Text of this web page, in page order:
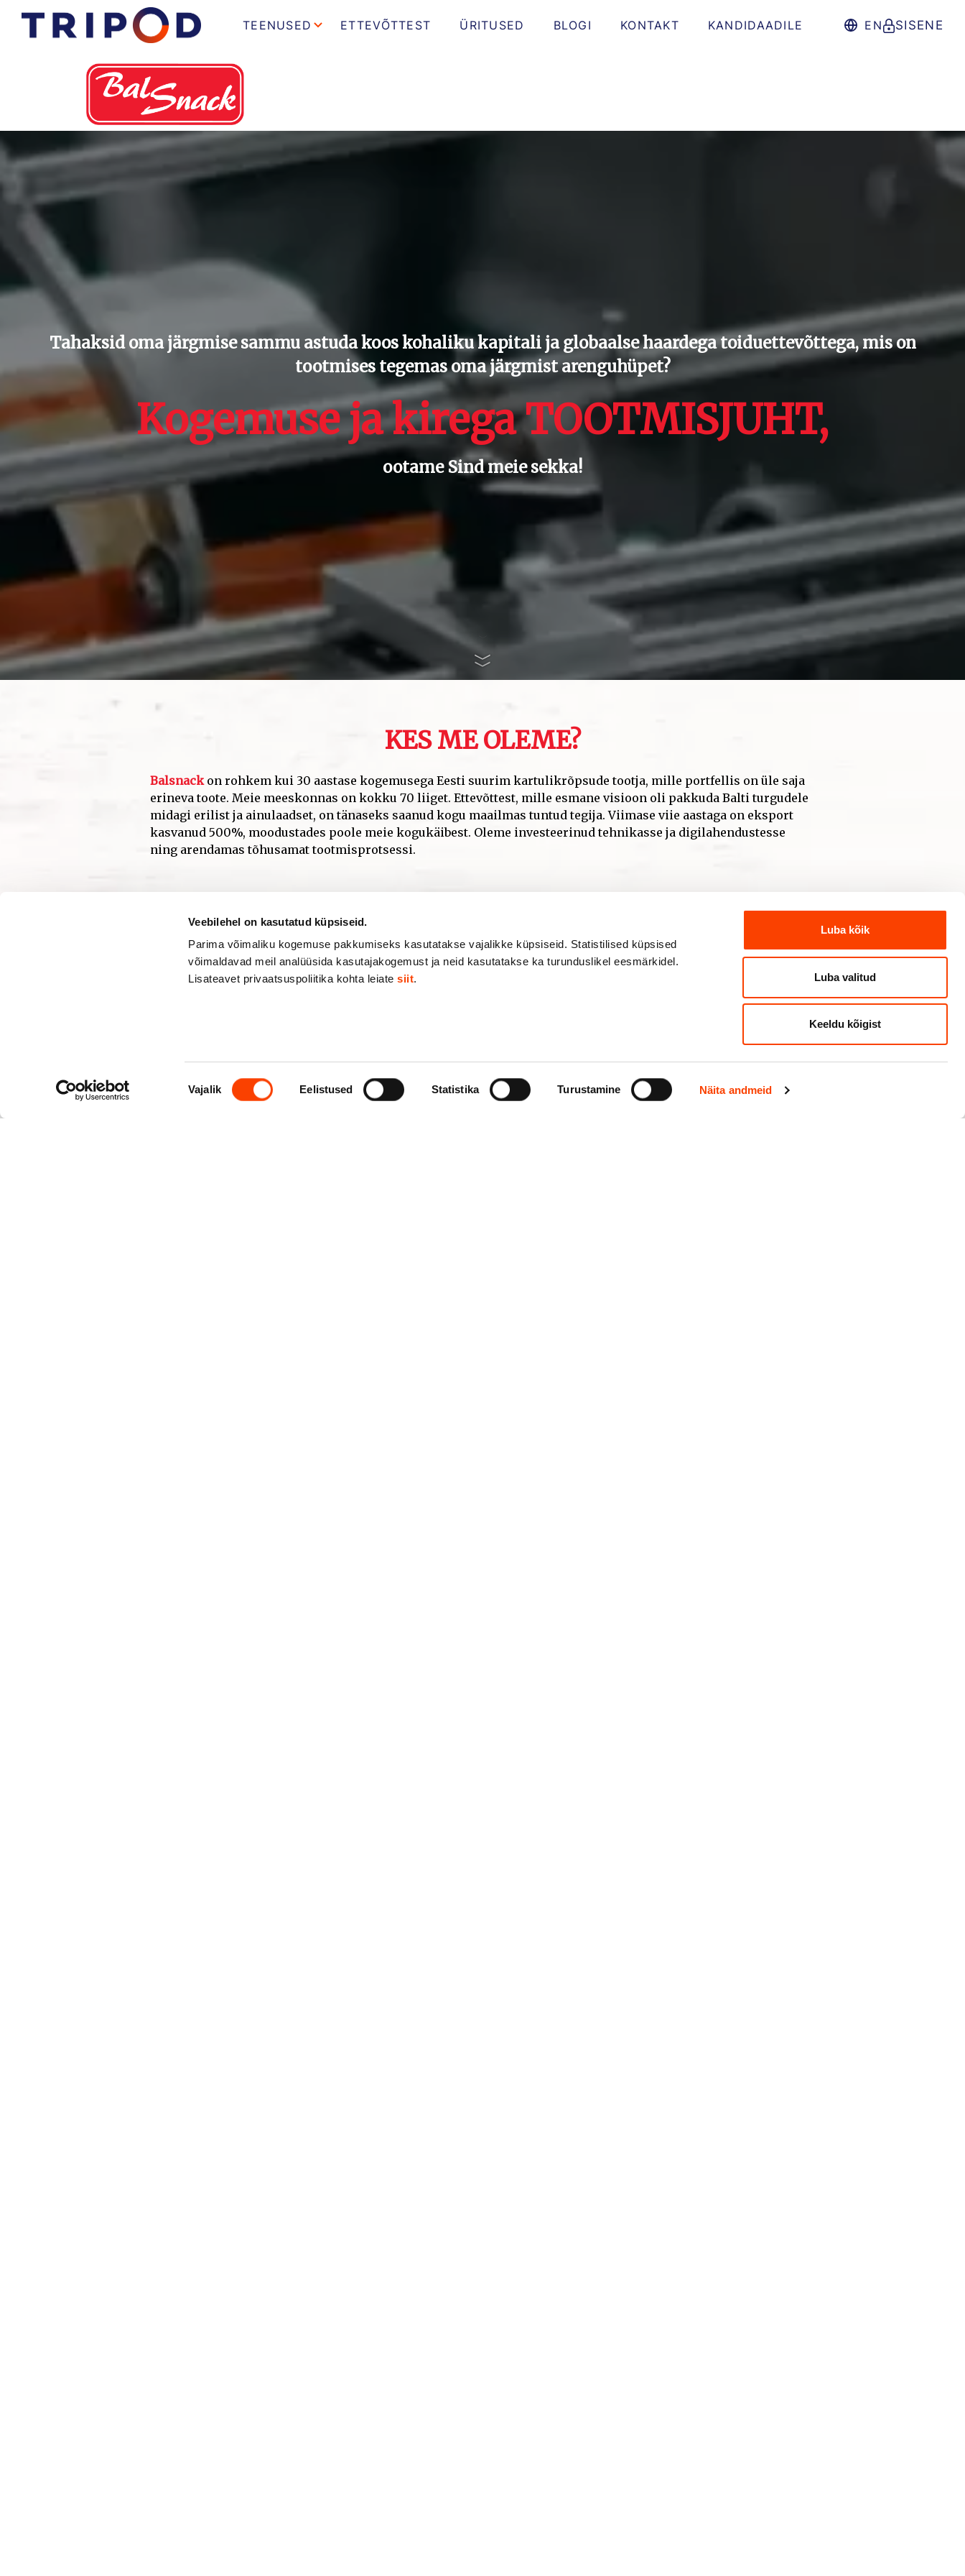
Veebilehel on kasutatud küpsiseid.
Parima võimaliku kogemuse pakkumiseks kasutatakse vajalikke küpsiseid. Statistilised küpsised
võimaldavad meil analüüsida kasutajakogemust ja neid kasutatakse ka turunduslikel eesmärkidel.
Lisateavet privaatsuspoliitika kohta leiatesiit.
Nõusoleku
valik
Vajalik Eelistused Statistika Turustamine Näita andmeid
Luba kõik
Luba valitud
Keeldu kõigist
TEENUSED ETTEVÕTTEST ÜRITUSED BLOGI KONTAKT KANDIDAADILE EN SISENE